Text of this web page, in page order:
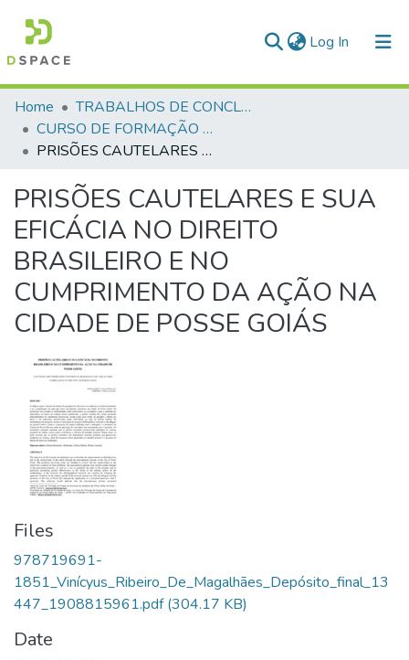
Log In (current)
Communities & Collections
All of DSpace
Home
TRABALHOS DE CONCLUSÃO DE CURSO - CFP (CURSO DE FORMAÇÃO DE PRAÇAS)
CURSO DE FORMAÇÃO DE PRAÇAS - CFP - 2018
PRISÕES CAUTELARES E SUA EFICÁCIA NO DIREITO BRASILEIRO E NO CUMPRIMENTO DA AÇÃO NA CIDADE DE POSSE GOIÁS
PRISÕES CAUTELARES E SUA
EFICÁCIA NO DIREITO
BRASILEIRO E NO
CUMPRIMENTO DA AÇÃO NA
CIDADE DE POSSE GOIÁS
Files
978719691-
1851_Vinícyus_Ribeiro_De_Magalhães_Depósito_final_13
447_1908815961.pdf(304.17 KB)
Date